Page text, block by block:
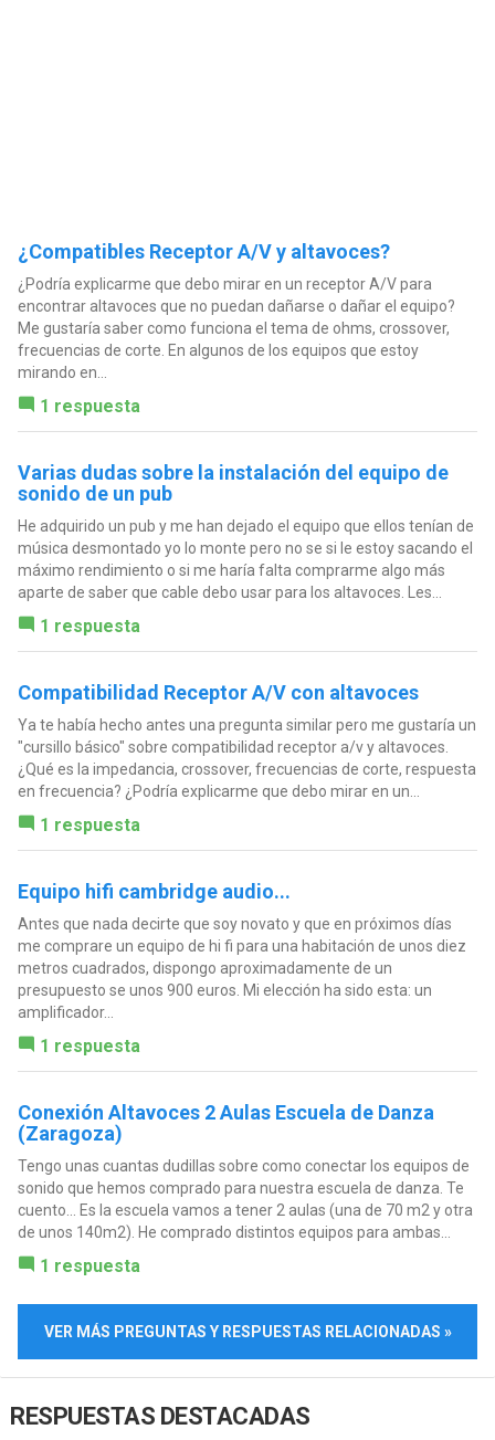
¿Compatibles Receptor A/V y altavoces?
¿Podría explicarme que debo mirar en un receptor A/V para
encontrar altavoces que no puedan dañarse o dañar el equipo?
Me gustaría saber como funciona el tema de ohms, crossover,
frecuencias de corte. En algunos de los equipos que estoy
mirando en...
1 respuesta
Varias dudas sobre la instalación del equipo de
sonido de un pub
He adquirido un pub y me han dejado el equipo que ellos tenían de
música desmontado yo lo monte pero no se si le estoy sacando el
máximo rendimiento o si me haría falta comprarme algo más
aparte de saber que cable debo usar para los altavoces. Les...
1 respuesta
Compatibilidad Receptor A/V con altavoces
Ya te había hecho antes una pregunta similar pero me gustaría un
"cursillo básico" sobre compatibilidad receptor a/v y altavoces.
¿Qué es la impedancia, crossover, frecuencias de corte, respuesta
en frecuencia? ¿Podría explicarme que debo mirar en un...
1 respuesta
Equipo hifi cambridge audio...
Antes que nada decirte que soy novato y que en próximos días
me comprare un equipo de hi fi para una habitación de unos diez
metros cuadrados, dispongo aproximadamente de un
presupuesto se unos 900 euros. Mi elección ha sido esta: un
amplificador...
1 respuesta
Conexión Altavoces 2 Aulas Escuela de Danza
(Zaragoza)
Tengo unas cuantas dudillas sobre como conectar los equipos de
sonido que hemos comprado para nuestra escuela de danza. Te
cuento... Es la escuela vamos a tener 2 aulas (una de 70 m2 y otra
de unos 140m2). He comprado distintos equipos para ambas...
1 respuesta
VER MÁS PREGUNTAS Y RESPUESTAS RELACIONADAS »
RESPUESTAS DESTACADAS